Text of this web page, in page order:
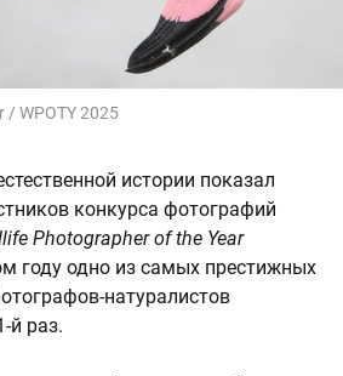
/ WPOTY 2025
истории показал
конкурса фотографий
Photographer of the Year
году одно из самых престижных
натуралистов
й раз.